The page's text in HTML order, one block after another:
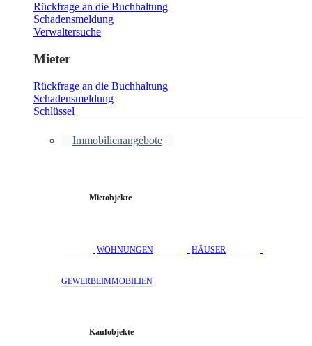
Rückfrage an die Buchhaltung
Schadensmeldung
Verwaltersuche
Mieter
Rückfrage an die Buchhaltung
Schadensmeldung
Schlüssel
Immobilienangebote
Mietobjekte
WOHNUNGEN HÄUSER
GEWERBEIMMOBILIEN
Kaufobjekte